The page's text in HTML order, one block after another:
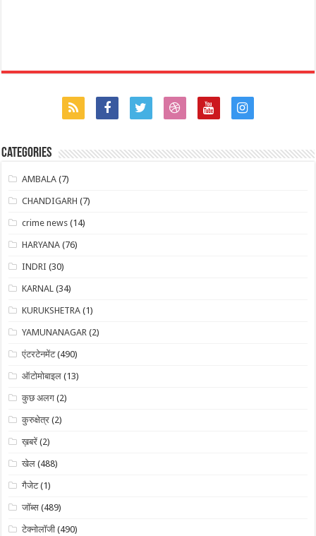
Categories
AMBALA (7)
CHANDIGARH (7)
crime news (14)
HARYANA (76)
INDRI (30)
KARNAL (34)
KURUKSHETRA (1)
YAMUNANAGAR (2)
एंटरटेनमेंट(490)
ऑटोमोबाइल (13)
कुछ अलग (2)
कुरुक्षेत्र (2)
ख़बरें (2)
खेल (488)
गैजेट(1)
जॉब्स (489)
टेक्नोलॉजी (490)